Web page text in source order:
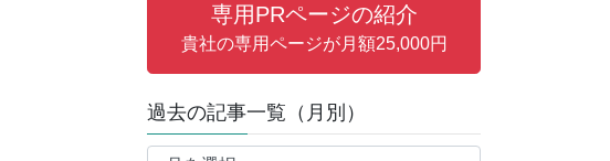
専用PRページの紹介
貴社の専用ページが月額25,000円
過去の記事一覧（月別）
過